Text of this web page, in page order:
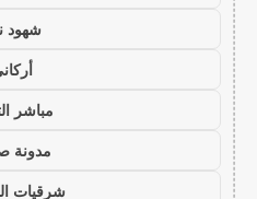
شهود
مباشر
مدونة
شرقيات